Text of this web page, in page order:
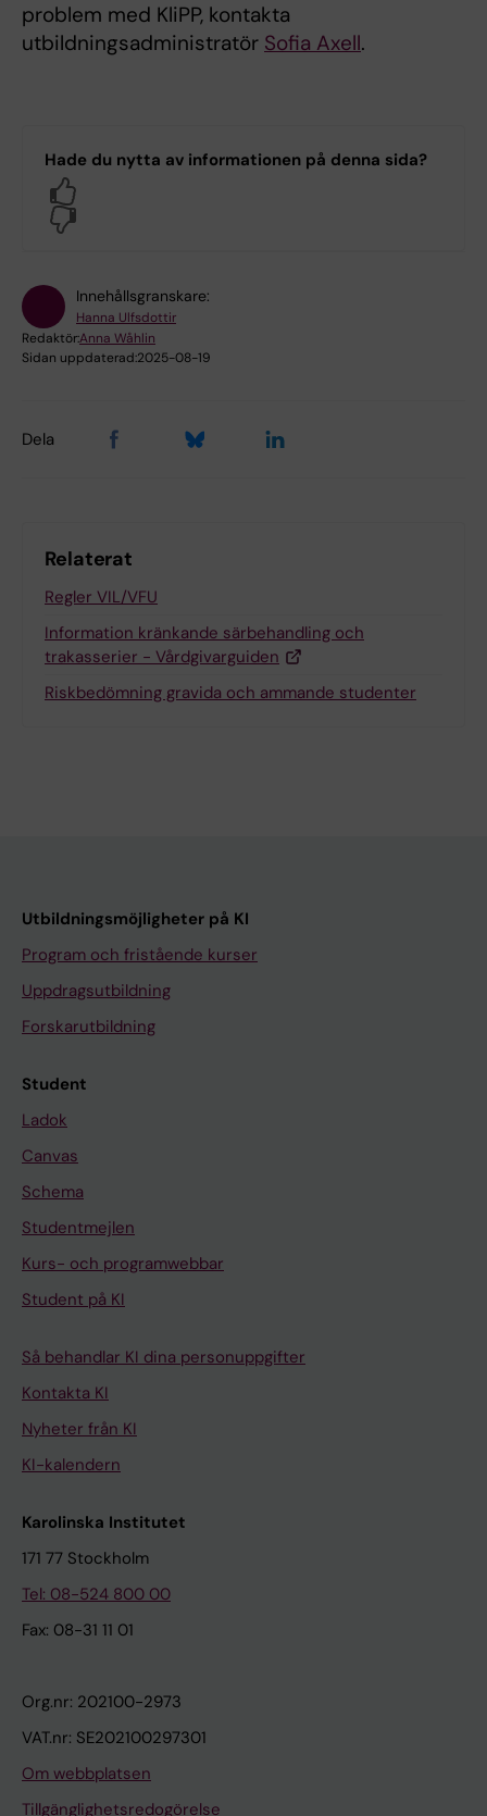
problem med KliPP, kontakta
utbildningsadministratör Sofia Axell.
Hade du nytta av informationen på denna sida?
Innehållsgranskare:
Hanna Ulfsdottir
Redaktör:Anna Wåhlin
Sidan uppdaterad:2025-08-19
Dela
Relaterat
Regler VIL/VFU
Information kränkande särbehandling och
trakasserier - Vårdgivarguiden
Riskbedömning gravida och ammande studenter
Utbildningsmöjligheter på KI
Program och fristående kurser
Uppdragsutbildning
Forskarutbildning
Student
Ladok
Canvas
Schema
Studentmejlen
Kurs- och programwebbar
Student på KI
Så behandlar KI dina personuppgifter
Kontakta KI
Nyheter från KI
KI-kalendern
Karolinska Institutet
171 77 Stockholm
Tel: 08-524 800 00
Fax: 08-31 11 01
Org.nr: 202100-2973
VAT.nr: SE202100297301
Om webbplatsen
Tillgänglighetsredogörelse